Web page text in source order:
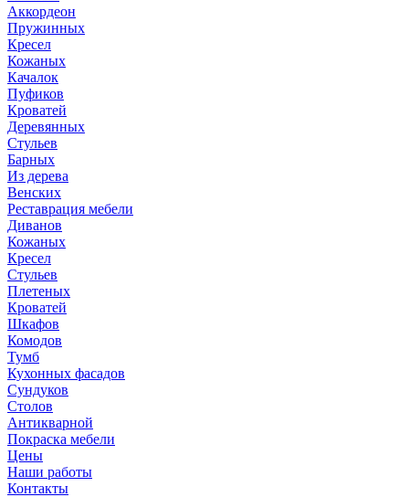
Аккордеон
Пружинных
Кресел
Кожаных
Качалок
Пуфиков
Кроватей
Деревянных
Стульев
Барных
Из дерева
Венских
Реставрация мебели
Диванов
Кожаных
Кресел
Стульев
Плетеных
Кроватей
Шкафов
Комодов
Тумб
Кухонных фасадов
Сундуков
Столов
Антикварной
Покраска мебели
Цены
Наши работы
Контакты